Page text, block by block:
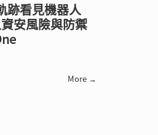
跡看見機器人
安風險與防禦
More →